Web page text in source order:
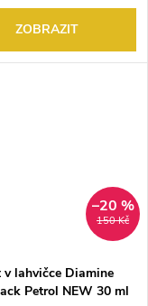
ZOBRAZIT
150 Kč
–20 %
v lahvičce Diamine
Petrol NEW 30 ml